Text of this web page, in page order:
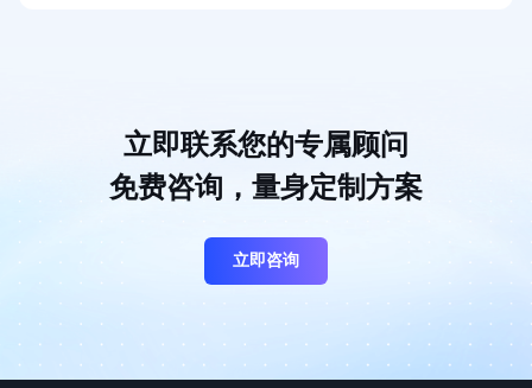
立即联系您的专属顾问
免费咨询，量身定制方案
立即咨询